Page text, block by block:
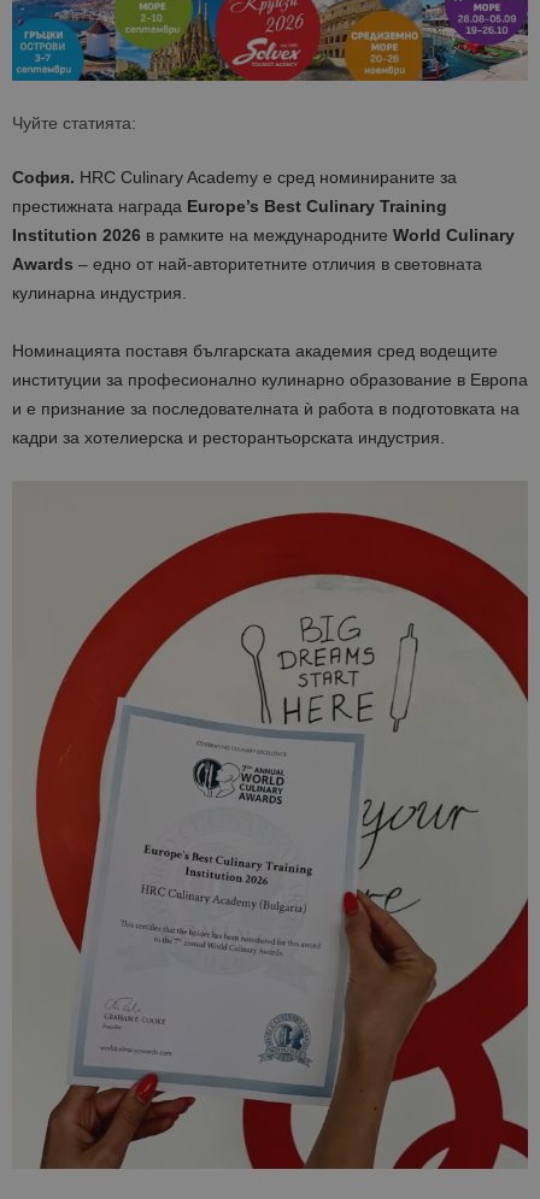
Чуйте статията:
София. HRC Culinary Academy е сред номинираните за
престижната награда Europe’s Best Culinary Training
Institution 2026 в рамките на международните World Culinary
Awards – едно от най-авторитетните отличия в световната
кулинарна индустрия.
Номинацията поставя българската академия сред водещите
институции за професионално кулинарно образование в Европа
и е признание за последователната ѝ работа в подготовката на
кадри за хотелиерска и ресторантьорската индустрия.